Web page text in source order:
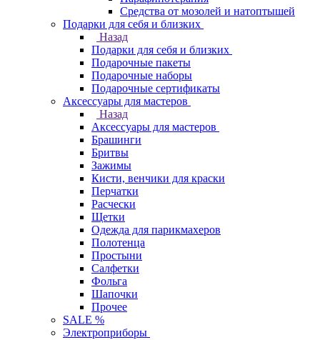
Средства от мозолей и натоптышей
Подарки для себя и близких
Назад
Подарки для себя и близких
Подарочные пакеты
Подарочные наборы
Подарочные сертификаты
Аксессуары для мастеров
Назад
Аксессуары для мастеров
Брашинги
Бритвы
Зажимы
Кисти, венчики для краски
Перчатки
Расчески
Щетки
Одежда для парикмахеров
Полотенца
Простыни
Салфетки
Фольга
Шапочки
Прочее
SALE %
Электроприборы